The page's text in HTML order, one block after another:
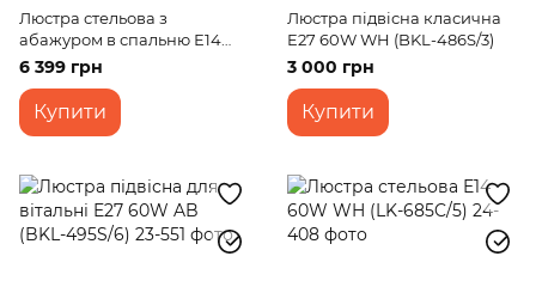
Люстра стельова з
абажуром в спальню Е14
40W BZ (BKL-723C/8)
6 399 грн
Купити
Люстра підвісна класична
E27 60W WH (BKL-486S/3)
3 000 грн
Купити